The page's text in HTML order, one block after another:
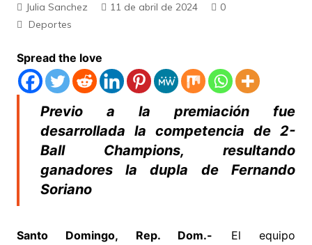
Julia Sanchez 11 de abril de 2024
0
Deportes
Spread the love
Previo a la premiación fue
desarrollada la competencia de 2-
Ball Champions, resultando
ganadores la dupla de Fernando
Soriano
Santo Domingo, Rep. Dom.- El equipo